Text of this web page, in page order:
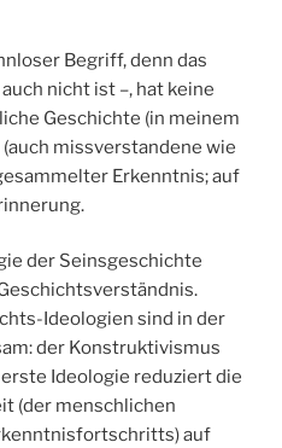
Begriff, denn das
nicht ist –, hat keine
Geschichte (in meinem
missverstandene wie
Erkenntnis; auf
der Seinsgeschichte
Ideologien sind in der
der Konstruktivismus
Ideologie reduziert die
(der menschlichen
auf